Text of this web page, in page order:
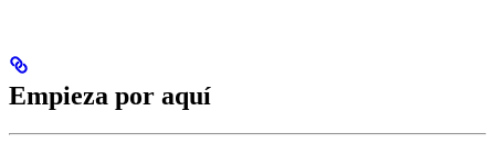
Empieza por aquí